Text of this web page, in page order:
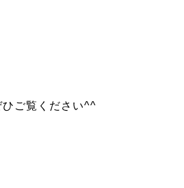
ご覧ください^^